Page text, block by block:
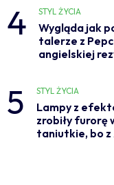
4 STYL ŻYCIA
Wygląda jak
talerze z
angielskiej
5 STYL ŻYCIA
Lampy z
zrobiły furorę
taniutkie, bo